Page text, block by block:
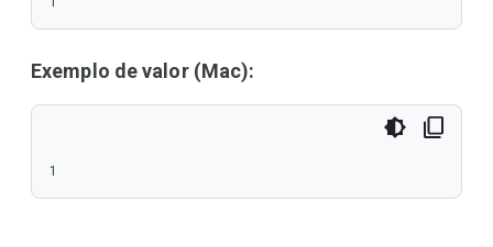
Exemplo de valor (Mac):
1